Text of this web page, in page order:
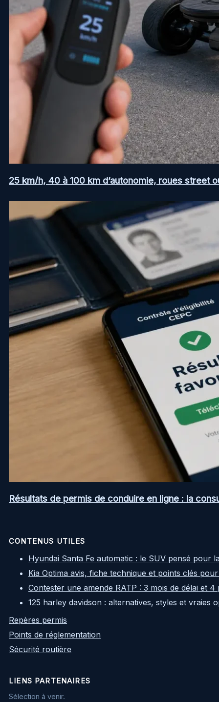
25 km/h, 40 à 100 km d’autonomie, roues street
Résultats de permis de conduire en ligne : la
CONTENUS UTILES
Hyundai Santa Fe automatic : le SUV pensé pour
Kia Optima avis, fiche technique et points clés
Contester une amende RATP : 3 mois de délai et
125 harley davidson : alternatives, styles et vraies
Repères permis
Points de réglementation
Sécurité routière
LIENS PARTENAIRES
Sélection à venir.